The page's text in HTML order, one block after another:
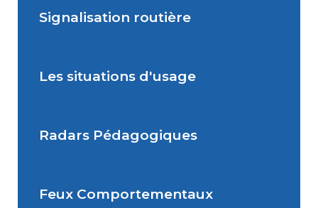
Signalisation routière
Signalisation de Police
Les situations d'usage
Situations de signalisation
Situations de signalisation
Radars Pédagogiques
Radar Pédagogique
Feux Comportementaux